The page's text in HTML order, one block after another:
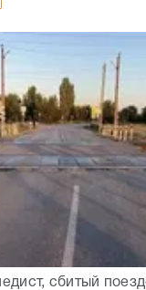
сбитый